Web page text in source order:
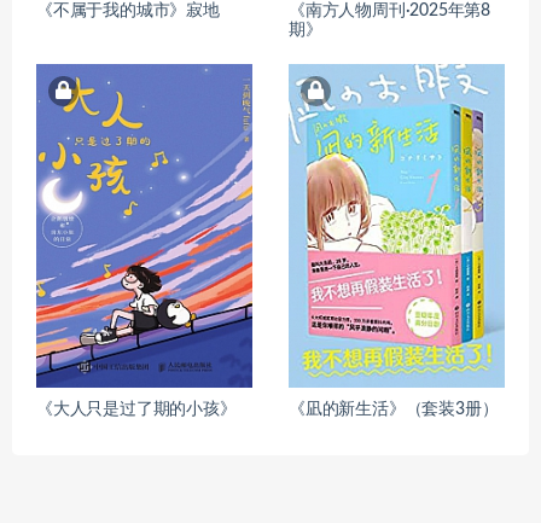
《不属于我的城市》寂地
《南方人物周刊·2025年第8
期》
《大人只是过了期的小孩》 《凪的新生活》（套装3册）